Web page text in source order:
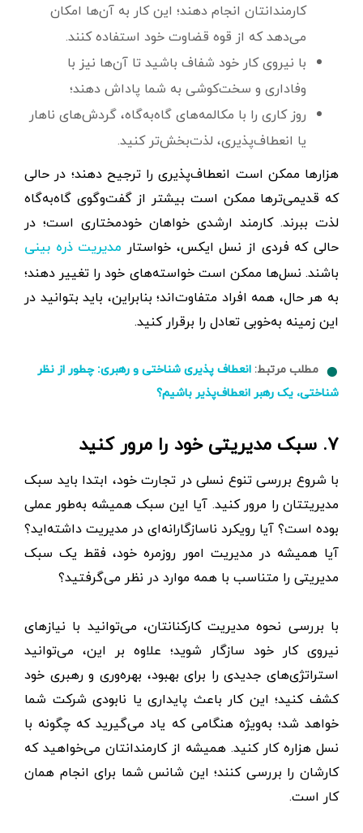
کارمندانتان انجام دهند؛ این کار به آن‌ها امکان
می‌دهد که از قوه قضاوت خود استفاده کنند.
با نیروی کار خود شفاف باشید تا آن‌ها نیز با
وفاداری و سخت‌کوشی به شما پاداش دهند؛
روز کاری را با مکالمه‌های گاه‌به‌گاه، گردش‌های ناهار
یا انعطاف‌پذیری، لذت‌بخش‌تر کنید.
هزار‌ها ممکن است انعطاف‌پذیری را ترجیح دهند؛ در حالی
که قدیمی‌ترها ممکن است بیشتر از گفت‌وگوی گاه‌به‌گاه
لذت ببرند. کارمند ارشدی خواهان خودمختاری است؛ در
حالی که فردی از نسل ایکس، خواستار مدیریت ذره بینی
باشند. نسل‌ها ممکن است خواسته‌های خود را تغییر دهند؛
به هر حال، همه افراد متفاوت‌اند؛ بنابراین، باید بتوانید در
این زمینه به‌خوبی تعادل را برقرار کنید.
مطلب مرتبط: انعطاف پذیری شناختی و رهبری: چطور از نظر
شناختی، یک رهبر انعطاف‌پذیر باشیم؟
۷. سبک مدیریتی خود را مرور کنید
با شروع بررسی تنوع نسلی در تجارت خود، ابتدا باید سبک
مدیریتتان را مرور کنید. آیا این سبک همیشه به‌طور عملی
بوده است؟ آیا رویکرد ناسازگارانه‌ای در مدیریت داشته‌اید؟
آیا همیشه در مدیریت امور روزمره خود، فقط یک سبک
مدیریتی را متناسب با همه موارد در نظر می‌گرفتید؟
با بررسی نحوه مدیریت کارکنانتان، می‌توانید با نیازهای
نیروی کار خود سازگار شوید؛ علاوه بر این، می‌توانید
استراتژی‌های جدیدی را برای بهبود، بهره‌وری و رهبری خود
کشف کنید؛ این کار باعث پایداری یا نابودی شرکت شما
خواهد شد؛ به‌ویژه هنگامی که یاد می‌گیرید که چگونه با
نسل هزاره کار کنید. همیشه از کارمندانتان می‌خواهید که
کارشان را بررسی کنند؛ این شانس شما برای انجام همان
کار است.